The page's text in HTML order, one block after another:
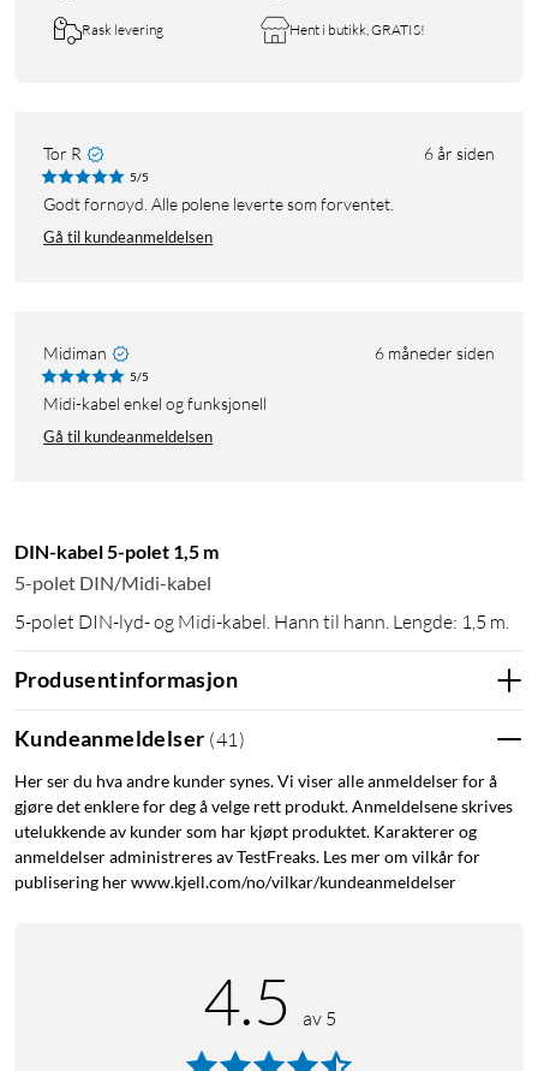
Rask levering Hent i butikk, GRATIS!
Tor R 6 år siden
5/5
Godt fornøyd. Alle polene leverte som forventet.
Gå til kundeanmeldelsen
Midiman 6 måneder siden
5/5
Midi-kabel enkel og funksjonell
Gå til kundeanmeldelsen
DIN-kabel 5-polet 1,5 m
5-polet DIN/Midi-kabel
5-polet DIN-lyd- og Midi-kabel. Hann til hann. Lengde: 1,5 m.
Produsentinformasjon
Kundeanmeldelser (41)
Her ser du hva andre kunder synes. Vi viser alle anmeldelser for å
gjøre det enklere for deg å velge rett produkt. Anmeldelsene skrives
utelukkende av kunder som har kjøpt produktet. Karakterer og
anmeldelser administreres av TestFreaks. Les mer om vilkår for
publisering her www.kjell.com/no/vilkar/kundeanmeldelser
4.5 av 5